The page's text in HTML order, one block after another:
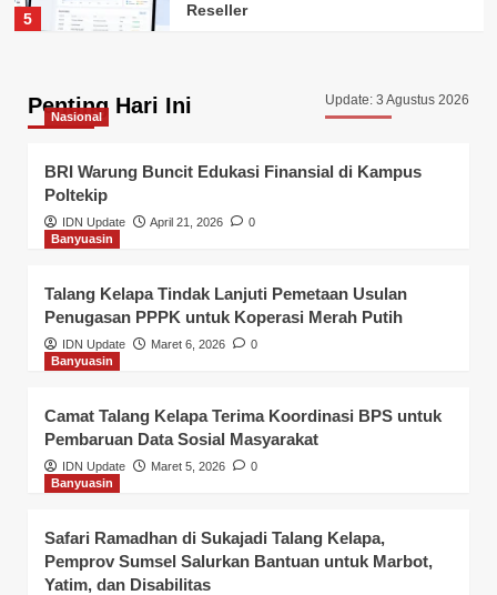
5
Reseller
Penting Hari Ini Update: 3 Agustus 2026
Nasional
BRI Warung Buncit Edukasi Finansial di Kampus
Poltekip
IDN Update April 21, 2026
0
Banyuasin
Talang Kelapa Tindak Lanjuti Pemetaan Usulan
Penugasan PPPK untuk Koperasi Merah Putih
IDN Update Maret 6, 2026
0
Banyuasin
Camat Talang Kelapa Terima Koordinasi BPS untuk
Pembaruan Data Sosial Masyarakat
IDN Update Maret 5, 2026
0
Banyuasin
Safari Ramadhan di Sukajadi Talang Kelapa,
Pemprov Sumsel Salurkan Bantuan untuk Marbot,
Yatim, dan Disabilitas